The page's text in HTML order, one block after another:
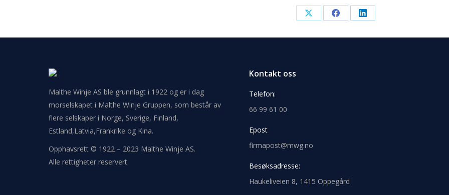
Share
on
Share
on
Share
on
Malthe Winje AS ble grunnlagt i 1922 og er i dag
morselskapet i Malthe Winje Gruppen, som består av
flere selskaper i Norge, Sverige, Finland,
Estland,Latvia,Frankrike og Kina.
Opphavsrett © 1922 – 2023 Malthe Winje AS.
Alle rettigheter reservert.
Kontakt oss
Telefon:
66 99 61 00
Epost
firmapost@mwg.no
Besøksadresse:
Haukeliveien 8, 1415 Oppegård